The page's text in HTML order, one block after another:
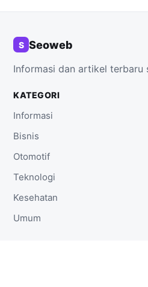
S Seoweb
Informasi dan artikel terbaru
KATEGORI
Informasi
Bisnis
Otomotif
Teknologi
Kesehatan
Umum